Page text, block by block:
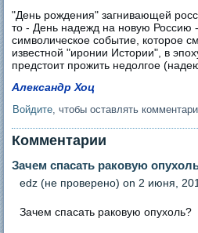
"День рождения" загнивающей
то - День надежд на новую Россию
символическое событие, которое
известной "иронии Истории", в
предстоит прожить недолгое
Александр Хоц
Войдите , чтобы оставлять
Комментарии
Зачем спасать раковую
edz (не проверено) on 2 июня,
Зачем спасать раковую опухоль?